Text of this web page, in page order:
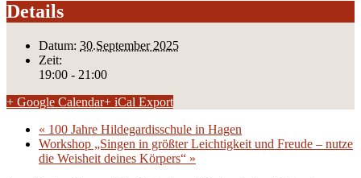
Details
Datum: 30.September 2025
Zeit:
19:00 - 21:00
+ Google Calendar+ iCal Export
« 100 Jahre Hildegardisschule in Hagen
Workshop „Singen in größter Leichtigkeit und Freude – nutze
die Weisheit deines Körpers“ »